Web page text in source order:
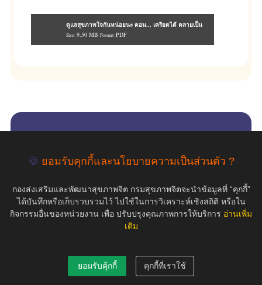
ดูแลสุขภาพใจกันหน่อยนะ ตอน... เครียดได้ คลายเป็น
Size: 9.50 MB Format: PDF
COPYRIGHT ©2019 สุขภาพใจ.com สงวนลิขสิทธิ์.
🍪 ยอมรับคุกกี้และนโยบายความเป็นส่วนตัว ?
กองส่งเสริมและพัฒนาสุขภาพจิต กรมสุขภาพจิตจะนำข้อมูลที่ “คุกกี้”
ได้บันทึกหรือเก็บรวบรวมไว้ ไปใช้ในการวิเคราะห์เชิงสถิติ หรือใน
กิจกรรมอื่นของหน่วยงาน เพื่อ ปรับปรุงคุณภาพการให้บริการ อ่านเพิ่ม
เติม
ยอมรับคุ้กกี้ คุกกี้ที่เราใช้